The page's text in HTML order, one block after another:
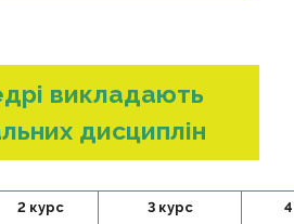
викладають
дисциплін
2 курс
3 курс